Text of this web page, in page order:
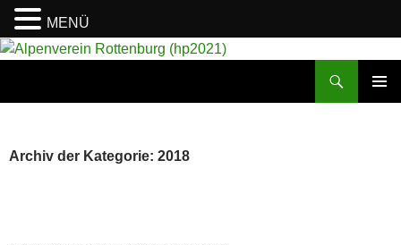
Archiv der Kategorie: 2018
MENÜ